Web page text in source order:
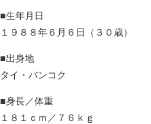
■生年月日
１９８８年６月６日（３０歳）
■出身地
タイ・バンコク
■身長／体重
１８１ｃｍ／７６ｋｇ